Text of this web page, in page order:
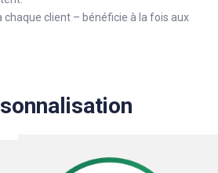
chaque client – bénéficie à la fois aux